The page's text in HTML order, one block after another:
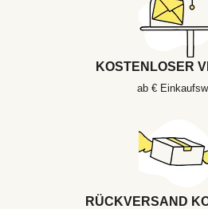
KOSTENLOSER
ab €
RÜCKVERSAND